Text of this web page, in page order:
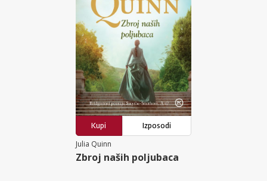
Kupi
Izposodi
Julia Quinn
Zbroj naših poljubaca